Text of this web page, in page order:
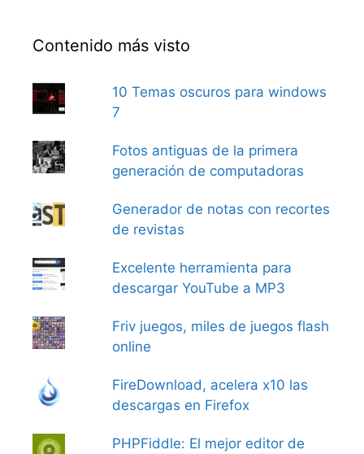
Contenido más visto
10 Temas oscuros para windows
7
Fotos antiguas de la primera
generación de computadoras
Generador de notas con recortes
de revistas
Excelente herramienta para
descargar YouTube a MP3
Friv juegos, miles de juegos flash
online
FireDownload, acelera x10 las
descargas en Firefox
PHPFiddle: El mejor editor de